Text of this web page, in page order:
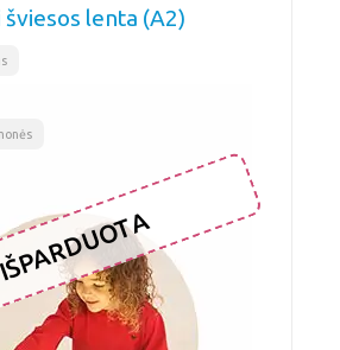
šviesos lenta (A2)